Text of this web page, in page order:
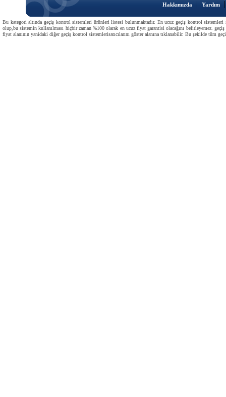
Hakkımızda | Yardım
Bu kategori altında geçiş kontrol sistemleri ürünleri listesi bulunmaktadır. En ucuz geçiş kontrol
olup,bu sistemin kullanılması hiçbir zaman %100 olarak en ucuz fiyat garantisi olacağını belirleyemez.
fiyat alanının yanidaki diğer geçiş kontrol sistemlerisatıcılarını göster alanına tıklanabilir. Bu şekilde tüm